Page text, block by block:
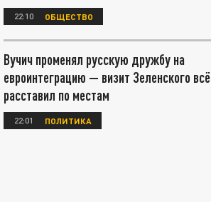
22:10 ОБЩЕСТВО
Вучич променял русскую дружбу на
евроинтеграцию — визит Зеленского всё
расставил по местам
22:01 ПОЛИТИКА